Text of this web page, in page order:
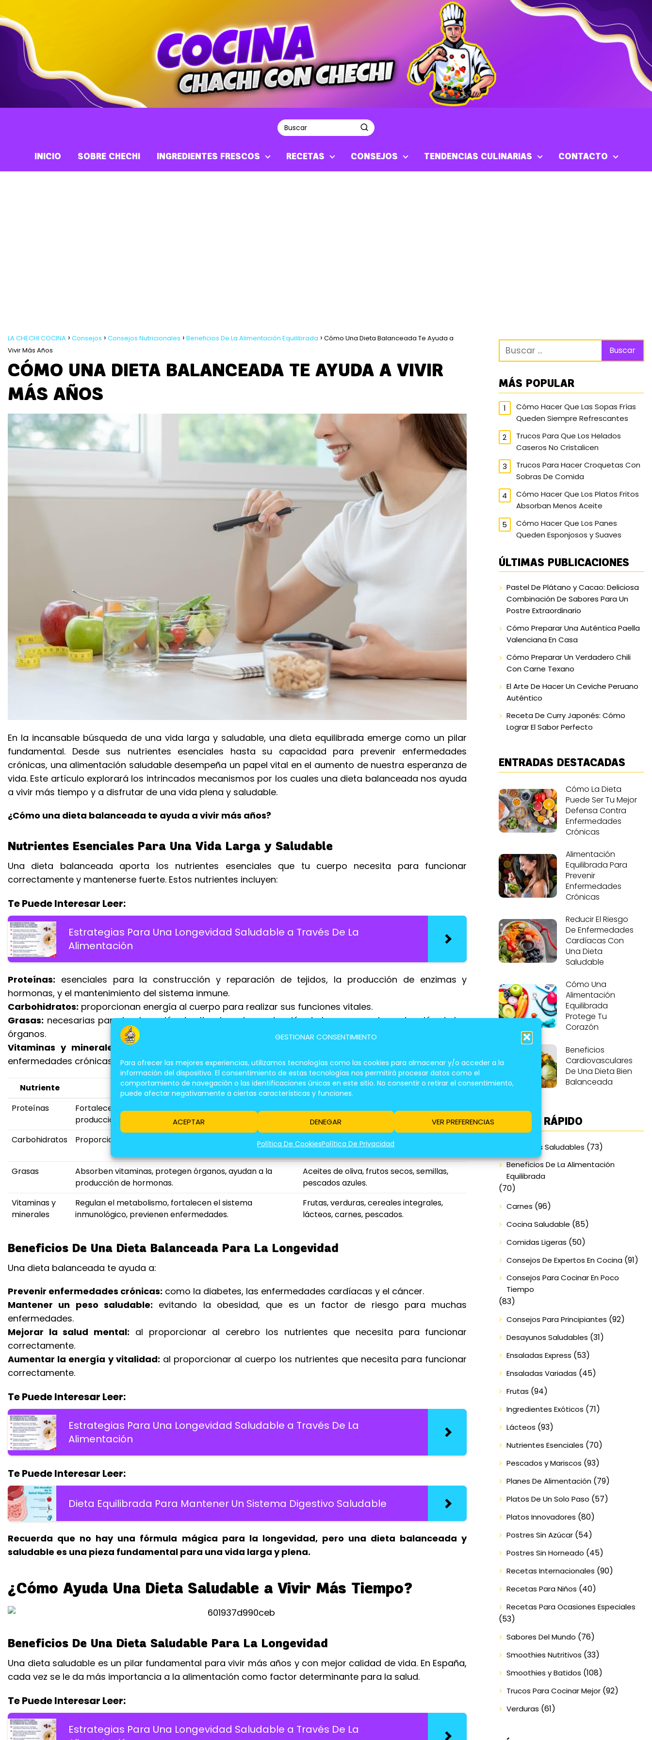
GESTIONAR CONSENTIMIENTO
Para ofrecer las mejores experiencias, utilizamos tecnologías como las cookies para almacenar y/o acceder a la
información del dispositivo. El consentimiento de estas tecnologías nos permitirá procesar datos como el
comportamiento de navegación o las identificaciones únicas en este sitio. No consentir o retirar el consentimiento,
puede afectar negativamente a ciertas características y funciones.
ACEPTAR DENEGAR VER PREFERENCIAS
Política De CookiesPolítica De Privacidad
INICIO SOBRE CHECHI INGREDIENTES FRESCOS RECETAS CONSEJOS TENDENCIAS CULINARIAS CONTACTO
LA CHECHI COCINA Consejos Consejos Nutricionales Beneficios De La Alimentación Equilibrada
Cómo Una Dieta Balanceada Te Ayuda a
Vivir Más Años
CÓMO UNA DIETA BALANCEADA TE AYUDA A VIVIR
MÁS AÑOS
En la incansable búsqueda de una vida larga y saludable, una dieta equilibrada emerge como un pilar
fundamental. Desde sus nutrientes esenciales hasta su capacidad para prevenir enfermedades
crónicas, una alimentación saludable desempeña un papel vital en el aumento de nuestra esperanza de
vida. Este artículo explorará los intrincados mecanismos por los cuales una dieta balanceada nos ayuda
a vivir más tiempo y a disfrutar de una vida plena y saludable.
¿Cómo una dieta balanceada te ayuda a vivir más años?
Nutrientes Esenciales Para Una Vida Larga y Saludable
Una dieta balanceada aporta los nutrientes esenciales que tu cuerpo necesita para funcionar
correctamente y mantenerse fuerte. Estos nutrientes incluyen:
Te Puede Interesar Leer:
Estrategias Para Una Longevidad Saludable a Través De La
Alimentación
Proteínas: esenciales para la construcción y reparación de tejidos, la producción de enzimas y
hormonas, y el mantenimiento del sistema inmune.
Carbohidratos: proporcionan energía al cuerpo para realizar sus funciones vitales.
Grasas: necesarias para la absorción de vitaminas, la producción de hormonas y la protección de los
órganos.
Vitaminas y minerales:
regulan el metabolismo, fortalecen el sistema inmunológico y previenen
enfermedades crónicas.
Nutriente Beneficios para la salud
Fuentes de alimento
Proteínas
Fortalece el sistema inmune, repara tejidos, ayuda a la
producción de hormonas.
Carnes magras, pescado, huevos,
legumbres, frutos secos.
Carbohidratos
Proporcionan energía al cuerpo, regulan el metabolismo.
Frutas, verduras, cereales integrales,
Grasas
Absorben vitaminas, protegen órganos, ayudan a la
producción de hormonas.
Aceites de oliva, frutos secos, semillas,
pescados azules.
Vitaminas y
minerales
Regulan el metabolismo, fortalecen el sistema
inmunológico, previenen enfermedades.
Frutas, verduras, cereales integrales,
lácteos, carnes, pescados.
Beneficios De Una Dieta Balanceada Para La Longevidad
Una dieta balanceada te ayuda a:
Prevenir enfermedades crónicas: como la diabetes, las enfermedades cardíacas y el cáncer.
Mantener un peso saludable: evitando la obesidad, que es un factor de riesgo para muchas
enfermedades.
Mejorar la salud mental: al proporcionar al cerebro los nutrientes que necesita para funcionar
correctamente.
Aumentar la energía y vitalidad: al proporcionar al cuerpo los nutrientes que necesita para funcionar
correctamente.
Te Puede Interesar Leer:
Estrategias Para Una Longevidad Saludable a Través De La
Alimentación
Te Puede Interesar Leer:
Dieta Equilibrada Para Mantener Un Sistema Digestivo Saludable
Recuerda que no hay una fórmula mágica para la longevidad, pero una dieta balanceada y
saludable es una pieza fundamental para una vida larga y plena.
¿Cómo Ayuda Una Dieta Saludable a Vivir Más Tiempo?
Beneficios De Una Dieta Saludable Para La Longevidad
Una dieta saludable es un pilar fundamental para vivir más años y con mejor calidad de vida. En España,
cada vez se le da más importancia a la alimentación como factor determinante para la salud.
Te Puede Interesar Leer:
Estrategias Para Una Longevidad Saludable a Través De La
MÁS POPULAR
Cómo Hacer Que Las Sopas Frías
Queden Siempre Refrescantes
Trucos Para Que Los Helados
Caseros No Cristalicen
Trucos Para Hacer Croquetas Con
Sobras De Comida
Cómo Hacer Que Los Platos Fritos
Absorban Menos Aceite
Cómo Hacer Que Los Panes
Queden Esponjosos y Suaves
ÚLTIMAS PUBLICACIONES
Pastel De Plátano y Cacao: Deliciosa
Combinación De Sabores Para Un
Postre Extraordinario
Cómo Preparar Una Auténtica Paella
Valenciana En Casa
Cómo Preparar Un Verdadero Chili
Con Carne Texano
El Arte De Hacer Un Ceviche Peruano
Auténtico
Receta De Curry Japonés: Cómo
Lograr El Sabor Perfecto
ENTRADAS DESTACADAS
Cómo La Dieta
Puede Ser Tu Mejor
Defensa Contra
Enfermedades
Crónicas
Alimentación
Equilibrada Para
Prevenir
Enfermedades
Crónicas
Reducir El Riesgo
De Enfermedades
Cardíacas Con
Una Dieta
Saludable
Cómo Una
Alimentación
Equilibrada
Protege Tu
Corazón
Beneficios
Cardiovasculares
De Una Dieta Bien
Balanceada
ACCESO RÁPIDO
Alimentos Saludables (73)
Beneficios De La Alimentación
Equilibrada
(70)
Carnes (96)
Cocina Saludable (85)
Comidas Ligeras (50)
Consejos De Expertos En Cocina(91)
Consejos Para Cocinar En Poco
Tiempo
(83)
Consejos Para Principiantes (92)
Desayunos Saludables (31)
Ensaladas Express (53)
Ensaladas Variadas (45)
Frutas (94)
Ingredientes Exóticos (71)
Lácteos (93)
Nutrientes Esenciales (70)
Pescados y Mariscos (93)
Planes De Alimentación(79)
Platos De Un Solo Paso (57)
Platos Innovadores (80)
Postres Sin Azúcar(54)
Postres Sin Horneado (45)
Recetas Internacionales (90)
Recetas Para Niños (40)
Recetas Para Ocasiones Especiales
(53)
Sabores Del Mundo (76)
Smoothies Nutritivos (33)
Smoothies y Batidos (108)
Trucos Para Cocinar Mejor(92)
Verduras (61)